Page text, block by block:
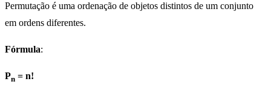
Permutação é uma ordenação de objetos distintos de um conjunto
em ordens diferentes.
Fórmula:
Pn = n!